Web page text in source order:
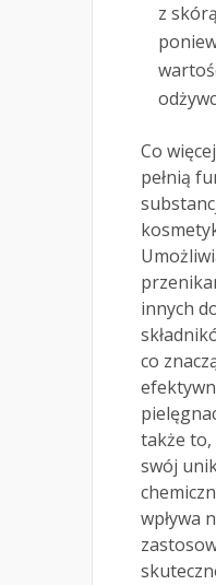
z
Co
pełnią
innych
co
także to,
swój
wpływa